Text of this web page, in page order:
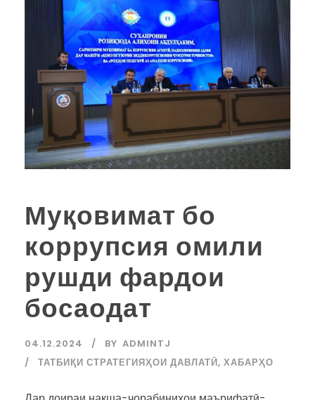
Муқовимат бо
коррупсия омили
рушди фардои
босаодат
04.12.2024 BY ADMINTJ
ТАТБИҚИ СТРАТЕГИЯҲОИ ДАВЛАТӢ, ХАБАРҲО